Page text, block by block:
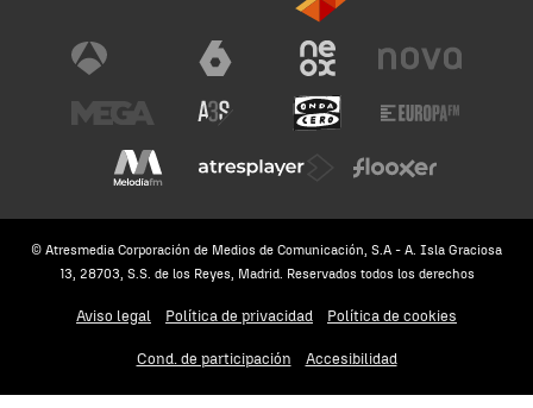
© Atresmedia Corporación de Medios de Comunicación, S.A - A. Isla Graciosa
13, 28703, S.S. de los Reyes, Madrid. Reservados todos los derechos
Aviso legal Política de privacidad Política de cookies
Cond. de participación Accesibilidad